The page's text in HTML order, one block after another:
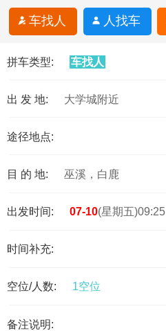
车找人 人找车
拼车类型: 车找人
出 发 地: 大学城附近
途径地点:
目 的 地: 巫溪，白鹿
出发时间: 07-10(星期五)09:25
时间补充:
空位/人数: 1空位
备注说明: